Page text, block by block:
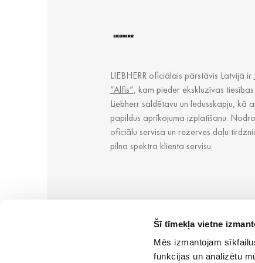
Šī tīmekļa vietne
Mēs izmantojam
funkcijas un analizētu
LIEBHERR oficiālais pārstāvis Latvijā ir
“Alfis”, kam pieder ekskluzīvas
Liebherr saldētavu un ledusskapju, kā
papildus aprīkojuma izplatīšanu.
oficiālu servisa un rezerves daļu
pilna spektra klienta servisu.